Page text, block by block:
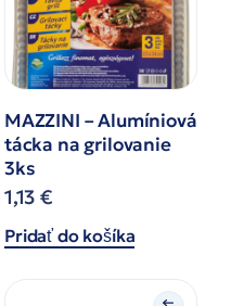
MAZZINI – Alumíniová
tácka na grilovanie
3ks
1,13€
Pridať do košíka